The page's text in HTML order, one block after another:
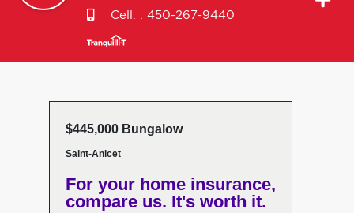
Cell. : 450-267-9440
$445,000 Bungalow
Saint-Anicet
For your home insurance,
compare us. It's worth it.